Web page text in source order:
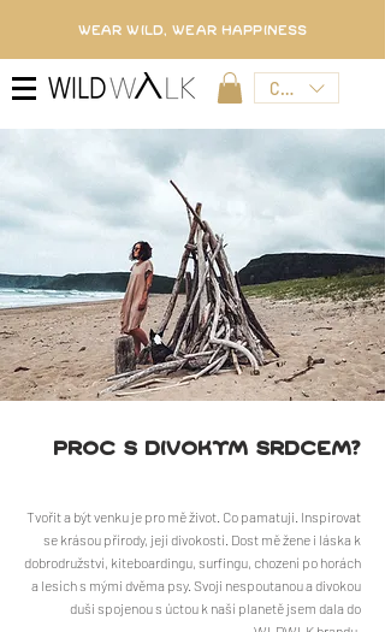
WEAR WILD, WEAR HAPPINESS
CZK (Kč)
PROc S DIVOKyM SRDCEM?
Tvořit a být venku je pro mě život. Co pamatuji. Inspirovat
se krásou přírody, její divokostí. Dost mě žene i láska k
dobrodružství, kiteboardingu, surfingu, chození po horách
a lesích s mými dvěma psy. Svoji nespoutanou a divokou
duši spojenou s úctou k naší planetě jsem dala do